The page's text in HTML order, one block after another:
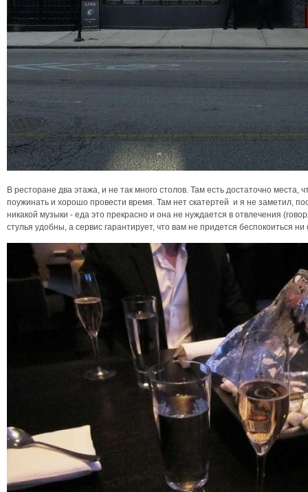
В ресторане два этажа, и не так много столов. Там есть достаточно места,
поужинать и хорошо провести время. Там нет скатертей и я не заметил,
никакой музыки - еда это прекрасно и она не нуждается в отвлечения
стулья удобны, а сервис гарантирует, что вам не придется беспокоиться ни